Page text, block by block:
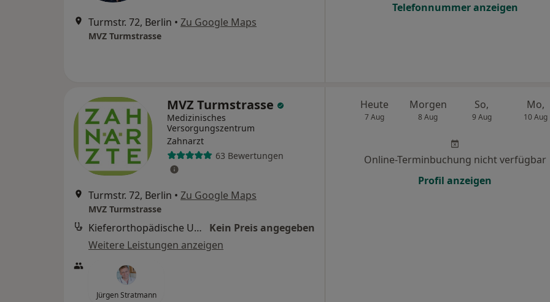
Turmstr. 72, Berlin • Zu Google Maps
MVZ Turmstrasse
Telefonnummer anzeigen
MVZ Turmstrasse
Medizinisches
Versorgungszentrum
Zahnarzt
63 Bewertungen
Turmstr. 72, Berlin • Zu Google Maps
MVZ Turmstrasse
Kieferorthopädische Untersuchung Erwachsene
Kein Preis angegeben
Weitere Leistungen anzeigen
Jürgen Stratmann
Heute
7 Aug
Morgen
8 Aug
So,
9 Aug
Mo,
10 Aug
Online-Terminbuchung nicht verfügbar
Profil anzeigen